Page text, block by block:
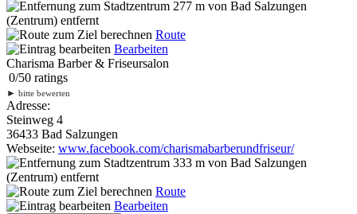
277 m von Bad Salzungen
(Zentrum) entfernt
Route
Bearbeiten
Charisma Barber & Friseursalon
0/50 ratings
► bitte bewerten
Adresse:
Steinweg 4
36433 Bad Salzungen
Webseite: www.facebook.com/charismabarberundfriseur/
333 m von Bad Salzungen
(Zentrum) entfernt
Route
Bearbeiten